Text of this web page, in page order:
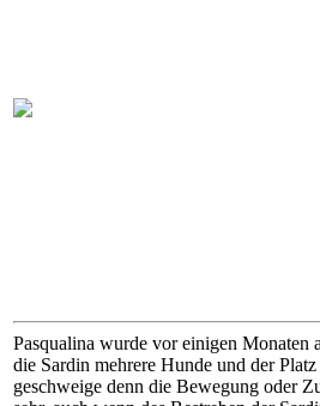
Pasqualina wurde vor einigen Monaten
die Sardin mehrere Hunde und der
geschweige denn die Bewegung oder